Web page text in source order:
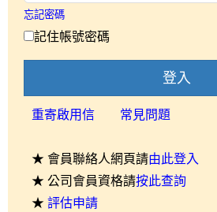
忘記密碼
記住帳號密碼
登入
重寄啟用信 常見問題
★ 會員聯絡人網頁請由此登入
★ 公司會員資格請按此查詢
★ 評估申請